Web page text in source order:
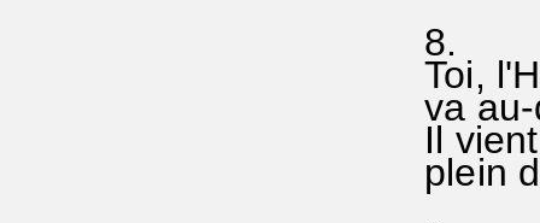
8.
Toi,
va
Il
plein